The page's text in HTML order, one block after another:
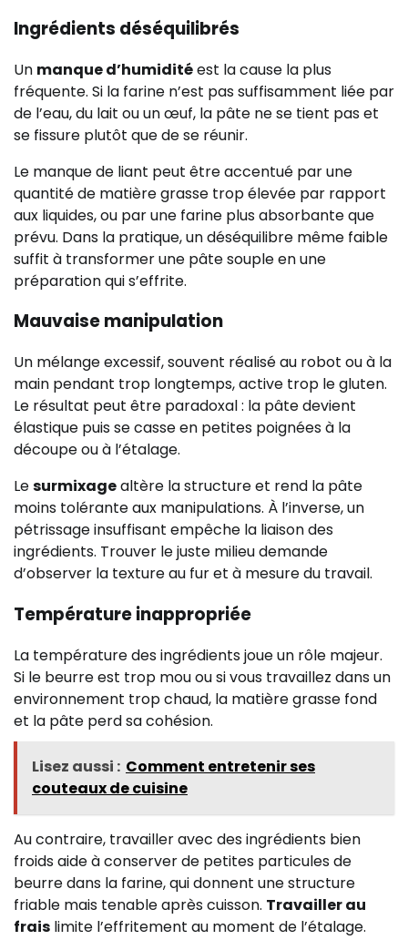
Ingrédients déséquilibrés
Un manque d’humiditéest la cause la plus
fréquente. Si la farine n’est pas suffisamment liée par
de l’eau, du lait ou un œuf, la pâte ne se tient pas et
se fissure plutôt que de se réunir.
Le manque de liant peut être accentué par une
quantité de matière grasse trop élevée par rapport
aux liquides, ou par une farine plus absorbante que
prévu. Dans la pratique, un déséquilibre même faible
suffit à transformer une pâte souple en une
préparation qui s’effrite.
Mauvaise manipulation
Un mélange excessif, souvent réalisé au robot ou à la
main pendant trop longtemps, active trop le gluten.
Le résultat peut être paradoxal : la pâte devient
élastique puis se casse en petites poignées à la
découpe ou à l’étalage.
Lesurmixagealtère la structure et rend la pâte
moins tolérante aux manipulations. À l’inverse, un
pétrissage insuffisant empêche la liaison des
ingrédients. Trouver le juste milieu demande
d’observer la texture au fur et à mesure du travail.
Température inappropriée
La température des ingrédients joue un rôle majeur.
Si le beurre est trop mou ou si vous travaillez dans un
environnement trop chaud, la matière grasse fond
et la pâte perd sa cohésion.
Lisez aussi : Comment entretenir ses
couteaux de cuisine
Au contraire, travailler avec des ingrédients bien
froids aide à conserver de petites particules de
beurre dans la farine, qui donnent une structure
friable mais tenable après cuisson. Travailler au
frais limite l’effritement au moment de l’étalage.